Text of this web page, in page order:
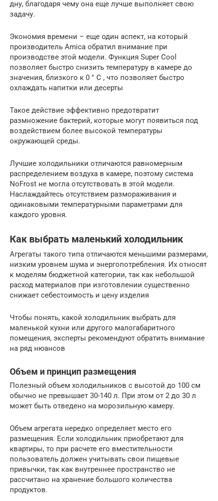
дну, благодаря чему она еще лучше выполняет свою
задачу.
Экономия времени – еще один аспект, на который
производитель Amica обратил внимание при
производстве этой модели. Функция Super Cool
позволяет быстро снизить температуру в камере до
значения, близкого к 0 ° C , что позволяет быстро
охлаждать напитки или десерты
Такое действие эффективно предотвратит
размножение бактерий, которые могут появиться под
воздействием более высокой температуры
окружающей среды.
Лучшие холодильники отличаются равномерным
распределением воздуха в камере, поэтому система
NoFrost не могла отсутствовать в этой модели.
Наслаждайтесь отсутствием размораживания и
одинаковыми температурными параметрами для
каждого уровня.
Как выбрать маленький холодильник
Агрегаты такого типа отличаются меньшими размерами,
низким уровнем шума и энергопотребления. Их относят
к моделям бюджетной категории, так как небольшой
расход материалов при изготовлении существенно
снижает себестоимость и цену изделия
Чтобы понять, какой холодильник выбрать для
маленькой кухни или другого малогабаритного
помещения, эксперты рекомендуют обратить внимание
на ряд нюансов
Объем и принцип размещения
Полезный объем холодильников с высотой до 100 см
обычно не превышает 30-140 л. При этом от 2 до 30 л
может быть отведено на морозильную камеру.
Объем агрегата нередко определяет место его
размещения. Если холодильник приобретают для
квартиры, то при расчете его вместительности
пользователь должен учитывать свои пищевые
привычки, так как внутреннее пространство не
рассчитано на хранение большого количества
продуктов.